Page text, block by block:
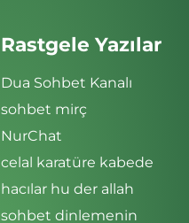
Rastgele Yazılar
Dua Sohbet Kanalı
sohbet mirç
NurChat
celal karatüre kabede
hacılar hu der allah
sohbet dinlemenin